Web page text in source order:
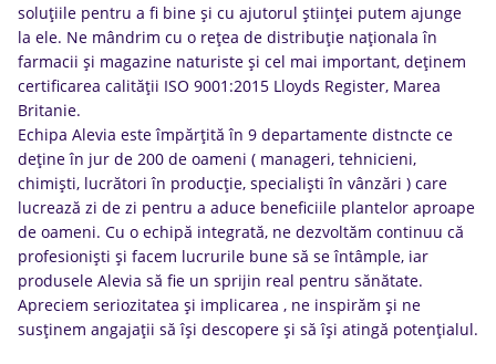
soluțiile pentru a fi bine și cu ajutorul științei putem ajunge
la ele. Ne mândrim cu o rețea de distribuție naționala în
farmacii și magazine naturiste și cel mai important, deținem
certificarea calității ISO 9001:2015 Lloyds Register, Marea
Britanie.
Echipa Alevia este împărțită în 9 departamente distncte ce
deține în jur de 200 de oameni ( manageri, tehnicieni,
chimiști, lucrători în producție, specialiști în vânzări ) care
lucrează zi de zi pentru a aduce beneficiile plantelor aproape
de oameni. Cu o echipă integrată, ne dezvoltăm continuu că
profesioniști și facem lucrurile bune să se întâmple, iar
produsele Alevia să fie un sprijin real pentru sănătate.
Apreciem seriozitatea și implicarea , ne inspirăm și ne
susținem angajații să își descopere și să își atingă potențialul.